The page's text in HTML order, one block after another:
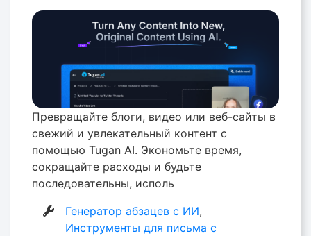
Превращайте блоги, видео или веб-сайты в
свежий и увлекательный контент с
помощью Tugan AI. Экономьте время,
сокращайте расходы и будьте
последовательны, исполь
Генератор абзацев с ИИ,
Инструменты для письма с